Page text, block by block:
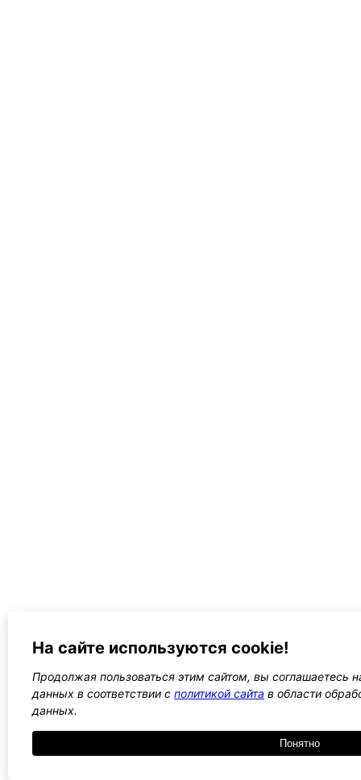
На сайте используются cookie!
Продолжая пользоваться этим сайтом, вы соглашаетесь
данных в соответствии с политикой сайта в области
данных.
Понятно